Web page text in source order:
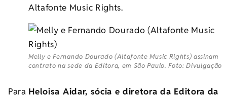
Altafonte Music Rights.
Melly e Fernando Dourado (Altafonte Music Rights) assinam
contrato na sede da Editora, em São Paulo. Foto: Divulgação
Para Heloisa Aidar, sócia e diretora da Editora da